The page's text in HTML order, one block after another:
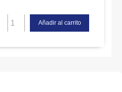
Añadir al carrito